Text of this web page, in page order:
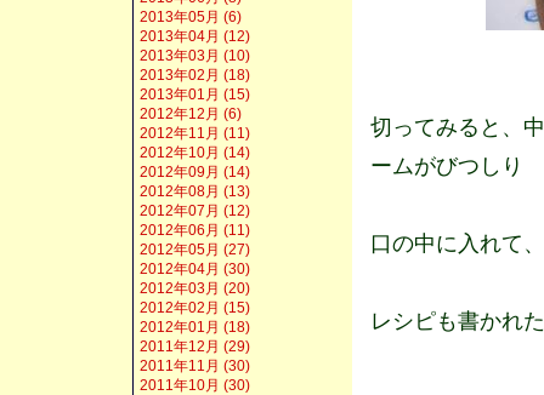
切ってみると、
ームがびつしり
口の中に入れて
レシピも書かれ
2013年05月 (6)
2013年04月 (12)
2013年03月 (10)
2013年02月 (18)
2013年01月 (15)
2012年12月 (6)
2012年11月 (11)
2012年10月 (14)
2012年09月 (14)
2012年08月 (13)
2012年07月 (12)
2012年06月 (11)
2012年05月 (27)
2012年04月 (30)
2012年03月 (20)
2012年02月 (15)
2012年01月 (18)
2011年12月 (29)
2011年11月 (30)
2011年10月 (30)